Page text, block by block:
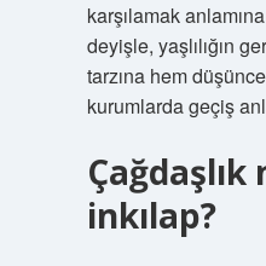
karşılamak
deyişle, yaşlılığın
tarzına hem
kurumlarda geçiş
inkılap?